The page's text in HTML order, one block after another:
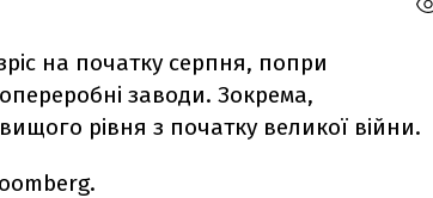
на початку серпня, попри
заводи. Зокрема,
рівня з початку великої війни.